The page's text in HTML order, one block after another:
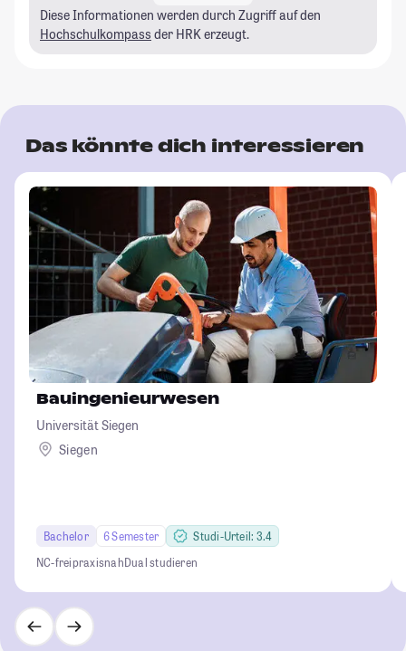
Diese Informationen werden durch Zugriff auf den
Hochschulkompass der HRK erzeugt.
Das könnte dich interessieren
Bauingenieurwesen
Universität Siegen
Siegen
Bachelor 6 Semester
Studi-Urteil: 3.4
NC-freipraxisnahDual studieren